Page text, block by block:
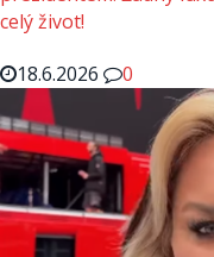
celý život!
18.6.2026
0